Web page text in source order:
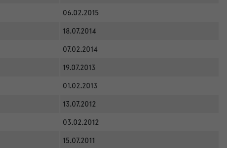
06.02.2015
18.07.2014
07.02.2014
19.07.2013
01.02.2013
13.07.2012
03.02.2012
15.07.2011